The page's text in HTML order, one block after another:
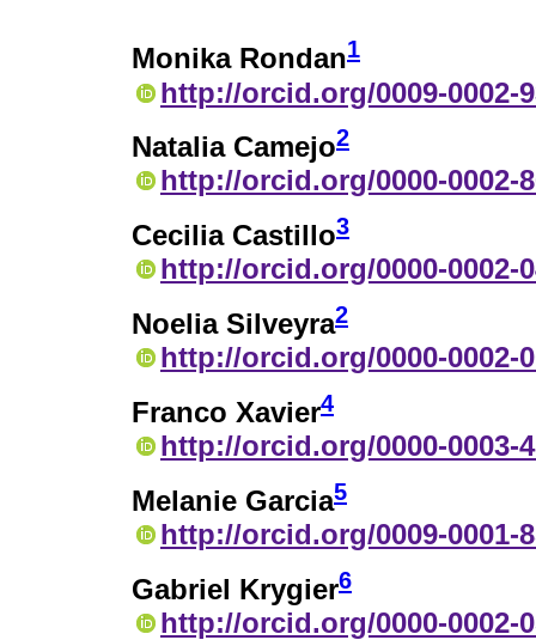
Monika Rondan1
http://orcid.org/0009-0002-
Natalia Camejo2
http://orcid.org/0000-0002-
Cecilia Castillo3
http://orcid.org/0000-0002-
Noelia Silveyra2
http://orcid.org/0000-0002-
Franco Xavier4
http://orcid.org/0000-0003-
Melanie Garcia5
http://orcid.org/0009-0001-
Gabriel Krygier6
http://orcid.org/0000-0002-